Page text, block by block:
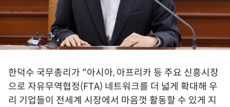
한덕수 국무총리가 "아시아, 아프리카 등 주요 신흥시장
으로 자유무역협정(FTA) 네트워크를 더 넓게 확대해 우
리 기업들이 전세계 시장에서 마음껏 활동할 수 있게 지